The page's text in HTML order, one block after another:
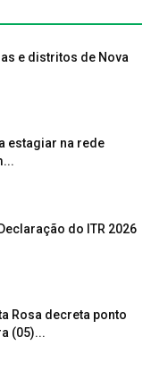
e distritos de Nova
estagiar na rede
do ITR 2026
Rosa decreta ponto
(05)...